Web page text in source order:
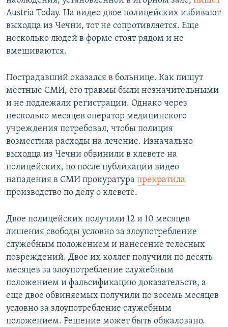
Austria Today. На видео двое полицейских избивают
выходца из Чечни, тот не сопротивляется. Еще
несколько людей в форме стоят рядом и не
вмешиваются.
Пострадавший оказался в больнице. Как пишут
местные СМИ, его травмы были незначительными
и не подлежали регистрации. Однако через
несколько месяцев оператор медицинского
учреждения потребовал, чтобы полиция
возместила расходы на лечение. Изначально
выходца из Чечни обвинили в клевете на
полицейских, по после публикации видео
нападения в СМИ прокуратура прекратила
производство по делу о клевете.
Двое полицейских получили 12 и 10 месяцев
лишения свободы условно за злоупотребление
служебным положением и нанесение телесных
повреждений. Двое их коллег получили по десять
месяцев за злоупотребление служебным
положением и фальсификацию доказательств, а
еще двое обвиняемых получили по восемь месяцев
условно за злоупотребление служебным
положением. Решение может быть обжаловано.